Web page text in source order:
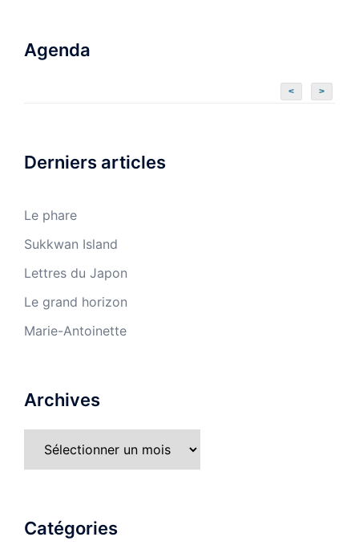
Agenda
< >
Derniers articles
Le phare
Sukkwan Island
Lettres du Japon
Le grand horizon
Marie-Antoinette
Archives
Catégories